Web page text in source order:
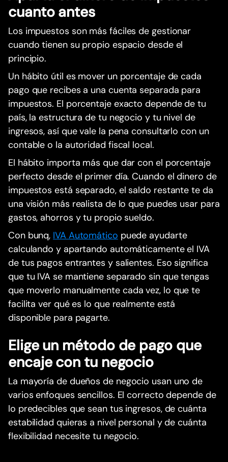
cuanto antes
Los impuestos son más fáciles de gestionar
cuando tienen su propio espacio desde el
principio.
Un hábito útil es mover un porcentaje de cada
pago que recibes a una cuenta separada para
impuestos. El porcentaje exacto depende de tu
país, la estructura de tu negocio y tu nivel de
ingresos, así que vale la pena consultarlo con un
contable o la autoridad fiscal local.
El hábito importa más que dar con el porcentaje
perfecto desde el primer día. Cuando el dinero de
impuestos está separado, el saldo restante te da
una visión más realista de lo que puedes usar para
gastos, ahorros y tu propio sueldo.
Con bunq, IVA Automático puede ayudarte
calculando y apartando automáticamente el IVA
de tus pagos entrantes y salientes. Eso significa
que tu IVA se mantiene separado sin que tengas
que moverlo manualmente cada vez, lo que te
facilita ver qué es lo que realmente está
disponible para pagarte.
Elige un método de pago que
encaje con tu negocio
La mayoría de dueños de negocio usan uno de
varios enfoques sencillos. El correcto depende de
lo predecibles que sean tus ingresos, de cuánta
estabilidad quieras a nivel personal y de cuánta
flexibilidad necesite tu negocio.